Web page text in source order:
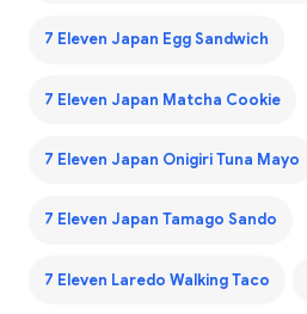
7 Eleven Japan Egg Sandwich
7 Eleven Japan Matcha Cookie
7 Eleven Japan Onigiri Tuna Mayo
7 Eleven Japan Tamago Sando
7 Eleven Laredo Walking Taco